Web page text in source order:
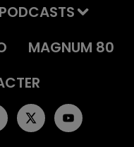
PODCASTS
MAGNUM 80